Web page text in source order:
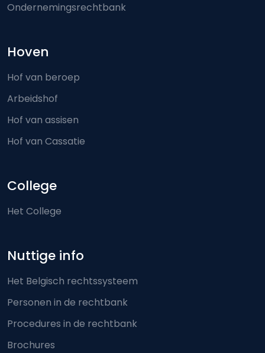
Ondernemingsrechtbank
Hoven
Hof van beroep
Arbeidshof
Hof van assisen
Hof van Cassatie
College
Het College
Nuttige info
Het Belgisch rechtssysteem
Personen in de rechtbank
Procedures in de rechtbank
Brochures